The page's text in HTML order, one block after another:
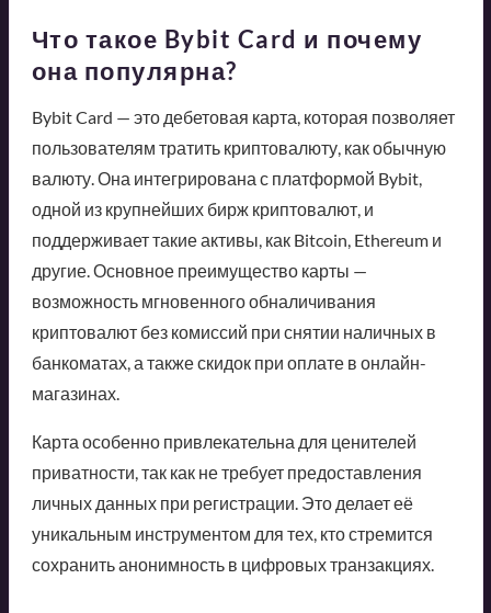
Что такое Bybit Card и почему
она популярна?
Bybit Card — это дебетовая карта, которая позволяет
пользователям тратить криптовалюту, как обычную
валюту. Она интегрирована с платформой Bybit,
одной из крупнейших бирж криптовалют, и
поддерживает такие активы, как Bitcoin, Ethereum и
другие. Основное преимущество карты —
возможность мгновенного обналичивания
криптовалют без комиссий при снятии наличных в
банкоматах, а также скидок при оплате в онлайн-
магазинах.
Карта особенно привлекательна для ценителей
приватности, так как не требует предоставления
личных данных при регистрации. Это делает её
уникальным инструментом для тех, кто стремится
сохранить анонимность в цифровых транзакциях.